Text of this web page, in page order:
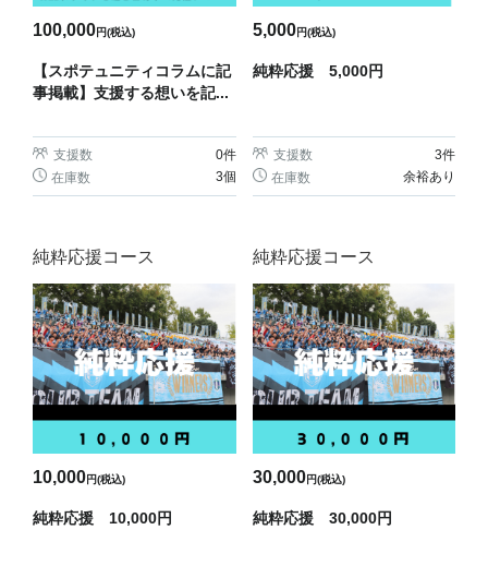
100,000円(税込)
【スポテュニティコラムに記
事掲載】支援する想いを記...
支援数 0件
在庫数
3個
5,000円(税込)
純粋応援 5,000円
支援数 3件
在庫数
余裕あり
純粋応援コース
10,000円(税込)
純粋応援 10,000円
純粋応援コース
30,000円(税込)
純粋応援 30,000円